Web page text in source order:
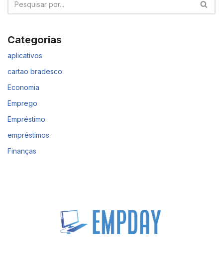
Categorias
aplicativos
cartao bradesco
Economia
Emprego
Empréstimo
empréstimos
Finanças